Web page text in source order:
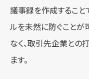
議事録を作成すること
ルを未然に防ぐことが
なく、取引先企業との
ます。